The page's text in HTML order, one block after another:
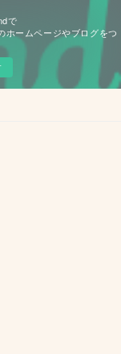
で
ホームページやブログをつ